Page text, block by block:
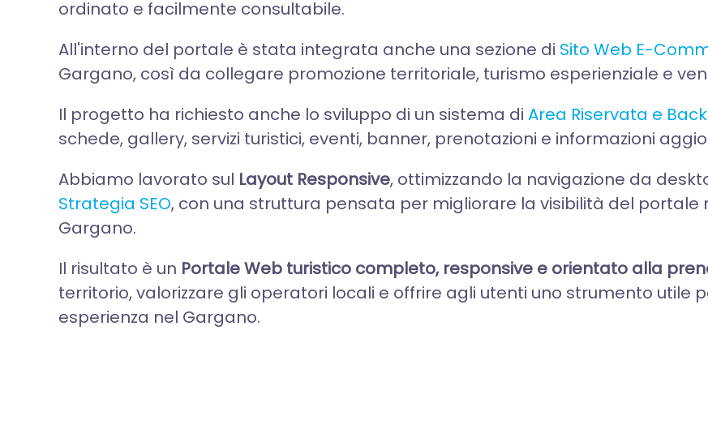
ordinato e facilmente consultabile.
All'interno del portale è stata integrata anche una sezione di Sito Web E-
Gargano, così da collegare promozione territoriale, turismo esperienziale e
Il progetto ha richiesto anche lo sviluppo di un sistema di Area Riservata e
schede, gallery, servizi turistici, eventi, banner, prenotazioni e informazioni
Abbiamo lavorato sul Layout Responsive, ottimizzando la navigazione da
Strategia SEO, con una struttura pensata per migliorare la visibilità del
Gargano.
Il risultato è un Portale Web turistico completo, responsive e orientato alla
territorio, valorizzare gli operatori locali e offrire agli utenti uno strumento utile
esperienza nel Gargano.